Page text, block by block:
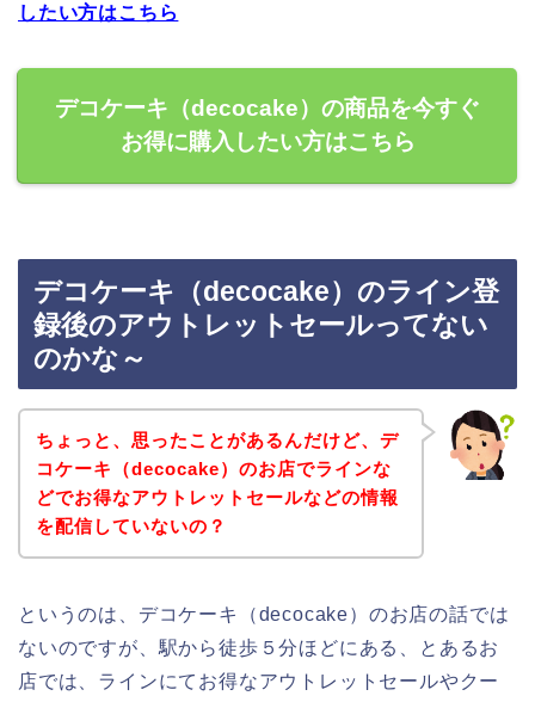
したい方はこちら
デコケーキ（decocake）の商品を今すぐ
お得に購入したい方はこちら
デコケーキ（decocake）のライン登
録後のアウトレットセールってない
のかな～
ちょっと、思ったことがあるんだけど、デ
コケーキ（decocake）のお店でラインな
どでお得なアウトレットセールなどの情報
を配信していないの？
というのは、デコケーキ（decocake）のお店の話では
ないのですが、駅から徒歩５分ほどにある、とあるお
店では、ラインにてお得なアウトレットセールやクー